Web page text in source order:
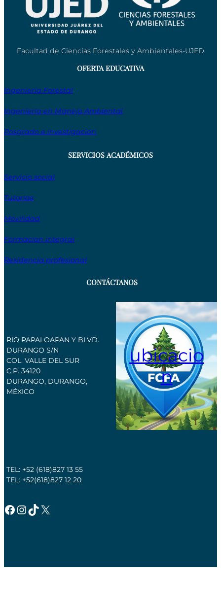
Facultad de Ciencias Forestales y Ambientales-UJED
OFERTA EDUCATIVA
Ingeniería Forestal
Ingeniería en Manejo Ambiental
Posgrado e investigación
SERVICIOS ACADÉMICOS
Servicio social
Tutorias
Movilidad
Formacion integral
Residencia profesional
CONTÁCTANOS
RIO PAPALOAPAN Y BLVD.
DURANGO S/N
COL. VALLE DEL SUR
C.P. 34120
DURANGO, DURANGO,
MÉXICO
ubicacio
n
TEL: +52 (618)827 13 55
TEL: +52(618)827 12 20
Facebook InstagramTikTok X